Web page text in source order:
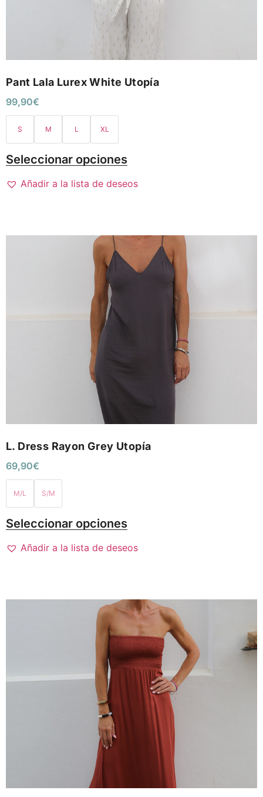
Pant Lala Lurex White Utopía
99,90€
S M L XL
Seleccionar opciones
Añadir a la lista de deseos
L. Dress Rayon Grey Utopía
69,90€
M/L S/M
Seleccionar opciones
Añadir a la lista de deseos